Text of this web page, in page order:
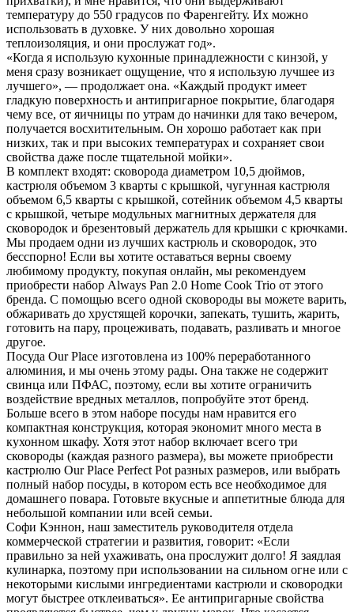
температуру до 550 градусов по Фаренгейту. Их можно
использовать в духовке. У них довольно хорошая
теплоизоляция, и они прослужат год».
«Когда я использую кухонные принадлежности с кинзой, у
меня сразу возникает ощущение, что я использую лучшее из
лучшего», — продолжает она. «Каждый продукт имеет
гладкую поверхность и антипригарное покрытие, благодаря
чему все, от яичницы по утрам до начинки для тако вечером,
получается восхитительным. Он хорошо работает как при
низких, так и при высоких температурах и сохраняет свои
свойства даже после тщательной мойки».
В комплект входят: сковорода диаметром 10,5 дюймов,
кастрюля объемом 3 кварты с крышкой, чугунная кастрюля
объемом 6,5 кварты с крышкой, сотейник объемом 4,5 кварты
с крышкой, четыре модульных магнитных держателя для
сковородок и брезентовый держатель для крышки с крючками.
Мы продаем одни из лучших кастрюль и сковородок, это
бесспорно! Если вы хотите оставаться верны своему
любимому продукту, покупая онлайн, мы рекомендуем
приобрести набор Always Pan 2.0 Home Cook Trio от этого
бренда. С помощью всего одной сковороды вы можете варить,
обжаривать до хрустящей корочки, запекать, тушить, жарить,
готовить на пару, процеживать, подавать, разливать и многое
другое.
Посуда Our Place изготовлена ​​из 100% переработанного
алюминия, и мы очень этому рады. Она также не содержит
свинца или ПФАС, поэтому, если вы хотите ограничить
воздействие вредных металлов, попробуйте этот бренд.
Больше всего в этом наборе посуды нам нравится его
компактная конструкция, которая экономит много места в
кухонном шкафу. Хотя этот набор включает всего три
сковороды (каждая разного размера), вы можете приобрести
кастрюлю Our Place Perfect Pot разных размеров, или выбрать
полный набор посуды, в котором есть все необходимое для
домашнего повара. Готовьте вкусные и аппетитные блюда для
небольшой компании или всей семьи.
Софи Кэннон, наш заместитель руководителя отдела
коммерческой стратегии и развития, говорит: «Если
правильно за ней ухаживать, она прослужит долго! Я заядлая
кулинарка, поэтому при использовании на сильном огне или с
некоторыми кислыми ингредиентами кастрюли и сковородки
могут быстрее отклеиваться». Ее антипригарные свойства